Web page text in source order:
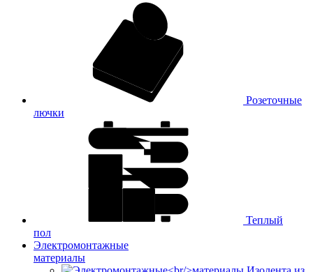
Розеточные
лючки
Теплый
пол
Электромонтажные
материалы